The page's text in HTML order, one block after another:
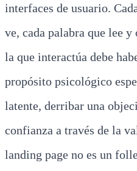
interfaces de usuario.
ve, cada palabra que lee
la que interactúa debe
propósito psicológico
latente, derribar una
confianza a través de la
landing page no es un